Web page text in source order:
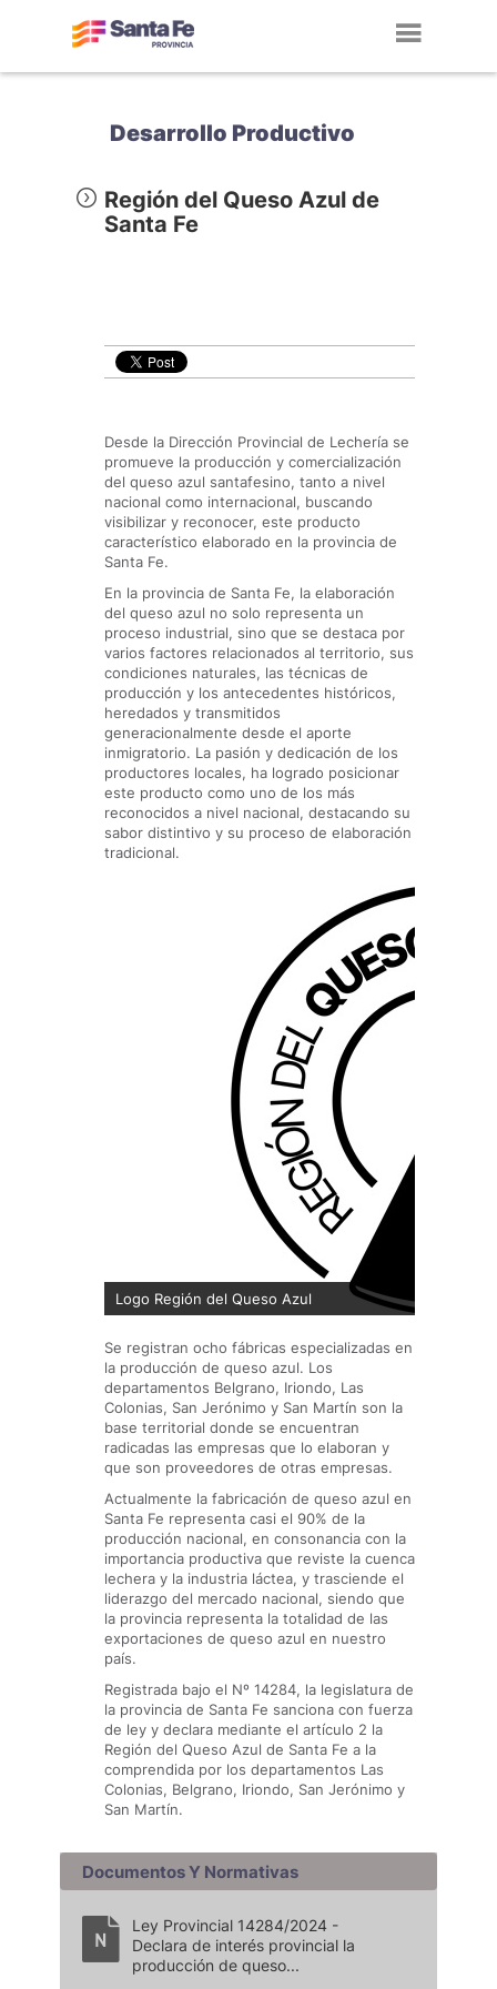
Desarrollo Productivo
Región del Queso Azul de
Santa Fe
Desde la Dirección Provincial de Lechería se
promueve la producción y comercialización
del queso azul santafesino, tanto a nivel
nacional como internacional, buscando
visibilizar y reconocer, este producto
característico elaborado en la provincia de
Santa Fe.
En la provincia de Santa Fe, la elaboración
del queso azul no solo representa un
proceso industrial, sino que se destaca por
varios factores relacionados al territorio, sus
condiciones naturales, las técnicas de
producción y los antecedentes históricos,
heredados y transmitidos
generacionalmente desde el aporte
inmigratorio. La pasión y dedicación de los
productores locales, ha logrado posicionar
este producto como uno de los más
reconocidos a nivel nacional, destacando su
sabor distintivo y su proceso de elaboración
tradicional.
Logo Región del Queso Azul
Se registran ocho fábricas especializadas en
la producción de queso azul. Los
departamentos Belgrano, Iriondo, Las
Colonias, San Jerónimo y San Martín son la
base territorial donde se encuentran
radicadas las empresas que lo elaboran y
que son proveedores de otras empresas.
Actualmente la fabricación de queso azul en
Santa Fe representa casi el 90% de la
producción nacional, en consonancia con la
importancia productiva que reviste la cuenca
lechera y la industria láctea, y trasciende el
liderazgo del mercado nacional, siendo que
la provincia representa la totalidad de las
exportaciones de queso azul en nuestro
país.
Registrada bajo el Nº 14284, la legislatura de
la provincia de Santa Fe sanciona con fuerza
de ley y declara mediante el artículo 2 la
Región del Queso Azul de Santa Fe a la
comprendida por los departamentos Las
Colonias, Belgrano, Iriondo, San Jerónimo y
San Martín.
Documentos Y Normativas
Ley Provincial 14284/2024 -
Declara de interés provincial la
producción de queso...